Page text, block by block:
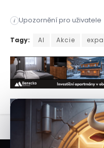
i Upozornění pro uživatele
Investiční sentiment v
Tagy: AI Akcie